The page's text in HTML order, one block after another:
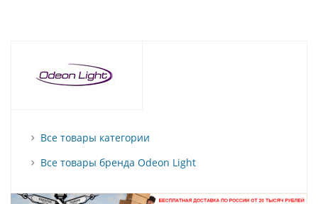
Все товары категории
Все товары бренда Odeon Light